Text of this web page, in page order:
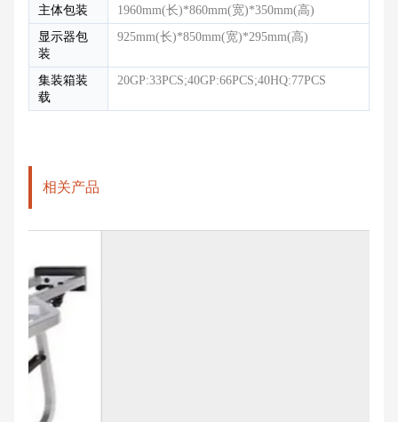
主体包装
1960mm(长)*860mm(宽)*350mm(高)
显示器包
装
925mm(长)*850mm(宽)*295mm(高)
集装箱装
载
20GP:33PCS;40GP:66PCS;40HQ:77PCS
相关产品